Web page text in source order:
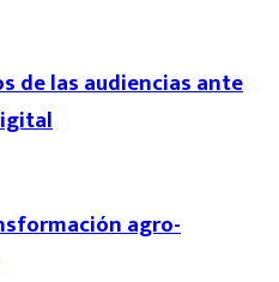
de las audiencias ante
agro-